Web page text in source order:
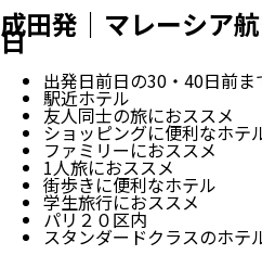
成田発｜マレーシア
日
出発日前日の30・40日前ま
駅近ホテル
友人同士の旅におススメ
ショッピングに便利なホテ
ファミリーにおススメ
1人旅におススメ
街歩きに便利なホテル
学生旅行におススメ
パリ２０区内
スタンダードクラスのホテ